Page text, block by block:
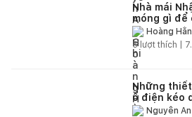
Nhà mái
móng gì để
lún?Hoàng
5lượt thích |
Những
ổ điện kéo
chập cháy
Nguyễn